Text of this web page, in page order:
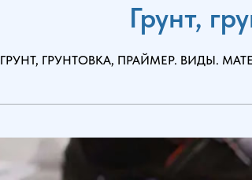
Грунт,
ГРУНТ, ГРУНТОВКА, ПРАЙМЕР. ВИДЫ.